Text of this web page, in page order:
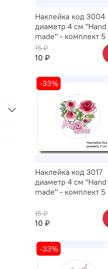
Наклейка код 3004
диаметр 4 см "Hand
made" - комплект 5
15 ₽
10 ₽
-33%
Наклейка код 3017
диаметр 4 см "Hand
made" - комплект 5
15 ₽
10 ₽
-33%